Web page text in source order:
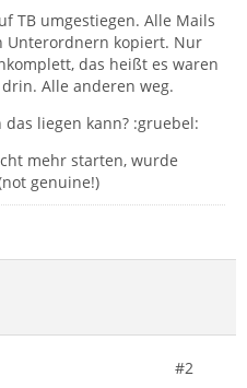
TB umgestiegen. Alle Mails
Unterordnern kopiert. Nur
das heißt es waren
Alle anderen weg.
liegen kann? :gruebel:
mehr starten, wurde
genuine!)
#2